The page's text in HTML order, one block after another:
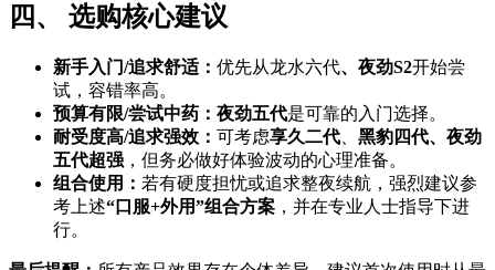
四、 选购核心建议
新手入门/追求舒适： 优先从龙水六代、夜劲S2开始尝
试，容错率高。
预算有限/尝试中药： 夜劲五代是可靠的入门选择。
耐受度高/追求强效： 可考虑享久二代
黑豹四代、夜劲
五代超强 ，但务必做好体验波动的心理准备。
组合使用： 若有硬度担忧或追求整夜续航，强烈建议参
考上述“口服+外用”组合方案 ，并在专业人士指导下进
行。